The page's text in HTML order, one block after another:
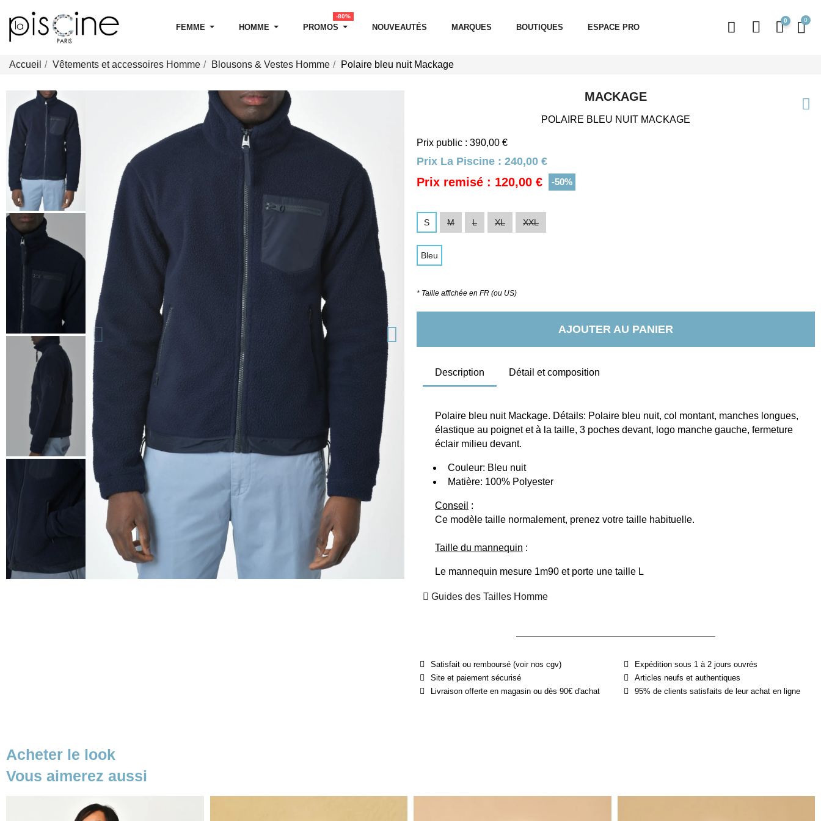
FEMME HOMME PROMOS
-80%
NOUVEAUTÉS MARQUES BOUTIQUES ESPACE PRO
0
Accueil Vêtements et accessoires Homme Blousons & Vestes Homme Polaire bleu nuit Mackage
MACKAGE
POLAIRE BLEU NUIT MACKAGE
Prix public : 390,00 €
Prix La Piscine : 240,00 €
Prix remisé : 120,00 € -50%
S M L XL XXL
Bleu
* Taille affichée en FR (ou US)
AJOUTER AU PANIER
Description Détail et composition
Polaire bleu nuit Mackage. Détails: Polaire bleu nuit, col montant, manches longues,
élastique au poignet et à la taille, 3 poches devant, logo manche gauche, fermeture
éclair milieu devant.
Couleur: Bleu nuit
Matière: 100% Polyester
Conseil :
Ce modèle taille normalement, prenez votre taille habituelle.
Taille du mannequin :
Le mannequin mesure 1m90 et porte une taille L
Guides des Tailles Homme
Satisfait ou remboursé (voir nos cgv)
Site et paiement sécurisé
Livraison offerte en magasin ou dès 90€ d'achat
Expédition sous 1 à 2 jours ouvrés
Articles neufs et authentiques
95% de clients satisfaits de leur achat en ligne
Acheter le look
Vous aimerez aussi